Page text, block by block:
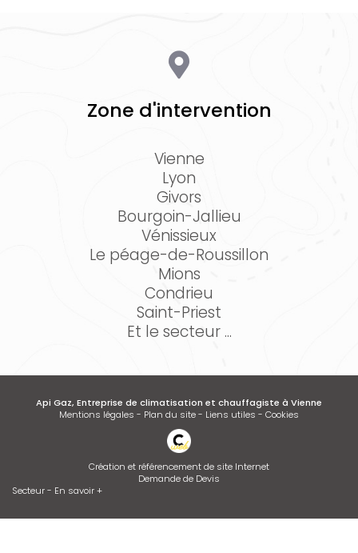
Zone d'intervention
Vienne
Lyon
Givors
Bourgoin-Jallieu
Vénissieux
Le péage-de-Roussillon
Mions
Condrieu
Saint-Priest
Et le secteur ...
Api Gaz, Entreprise de climatisation et chauffagiste à Vienne
Mentions légales - Plan du site- Liens utiles - Cookies
Création et référencement de site Internet
Demande de Devis
Secteur- En savoir +